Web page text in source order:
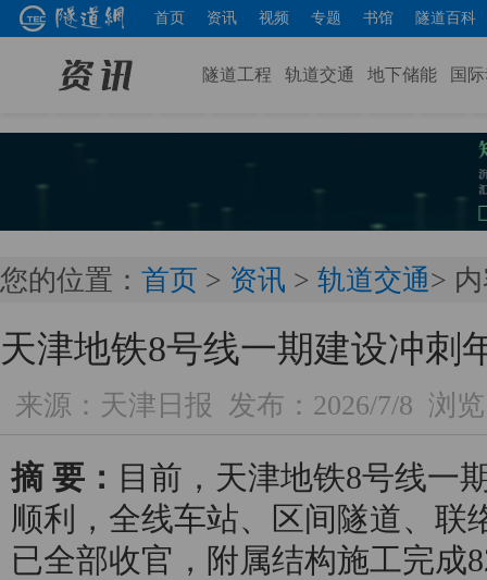
首页 资讯 视频 专题 书馆 隧道百科
隧道工程 轨道交通 地下储能 国
您的位置： 首页 > 资讯 > 轨道交通>
天津地铁8号线一期建设冲刺
来源：天津日报 发布：2026/7/8 浏
摘 要： 目前，天津地铁8号线一
顺利，全线车站、区间隧道、联
已全部收官，附属结构施工完成